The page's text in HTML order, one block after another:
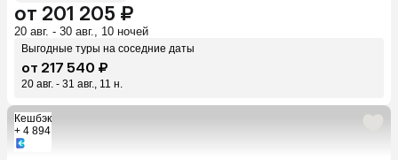
от 201 205 ₽
20 авг. - 30 авг., 10 ночей
Выгодные туры на соседние даты
от 217 540 ₽
20 авг. - 31 авг., 11 н.
Кешбэк
+ 4 894